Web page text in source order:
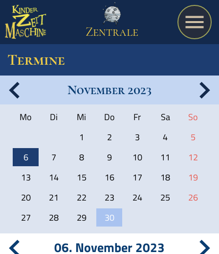
Spiel
A bis Z
Schulmaterialien
Zentrale
Termine
November 2023
Mo Di Mi Do Fr Sa
So
1
2 3 4
5
6
7 8 9 10 11
12
13
14 15 16 17 18
19
20
21 22 23 24 25
26
27
28 29 30
06. November 2023